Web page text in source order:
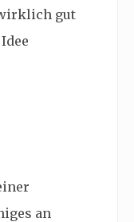
gut
an